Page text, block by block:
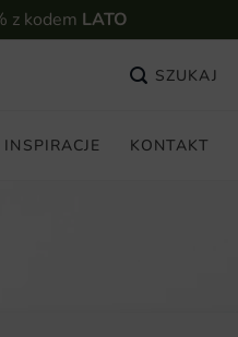
z kodem LATO
INSPIRACJE KONTAKT